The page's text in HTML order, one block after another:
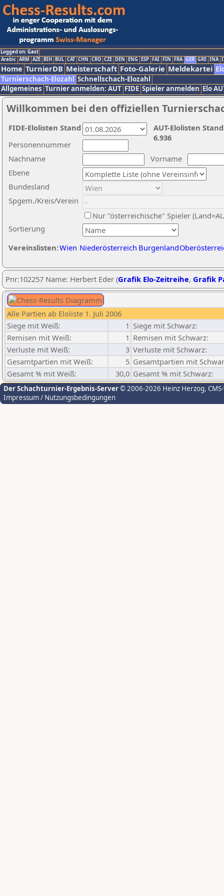
Logged on: Gast
Arabic ARM AZE BIH BUL CAT CHN CRO CZE DEN ENG ESP FAI FIN FRA GER GRE INA
Home TurnierDB Meisterschaft Foto-Galerie Meldekartei
Turnierschach-Elozahl Schnellschach-Elozahl
Allgemeines Turnier anmelden: AUT FIDE Spieler anmelden Elo
Willkommen bei den offiziellen
Nachname
Vorname
Ebene
Sortierung
Personennummer
Bundesland
Spgem./Kreis/Verein
Nur "österreichische" Spieler
Vereinslisten:Wien Niederösterreich Burgenland
AUT-Elolisten
6.936
FIDE-Elolisten Stand
Pnr:102257 Name: Herbert Eder (Grafik Elo-Zeitreihe, Grafik
Alle Partien ab Eloliste 1. Juli 2006
Siege mit Weiß:
1 Siege mit Schwarz:
Remisen mit Weiß:
1 Remisen mit Schwarz:
Verluste mit Weiß:
3 Verluste mit Schwarz:
Gesamtpartien mit Weiß:
5 Gesamtpartien mit
Gesamt % mit Weiß:
30,0 Gesamt % mit Schwarz:
Der Schachturnier-Ergebnis-Server© 2006-2026 Heinz Herzog,
Impressum / Nutzungsbedingungen